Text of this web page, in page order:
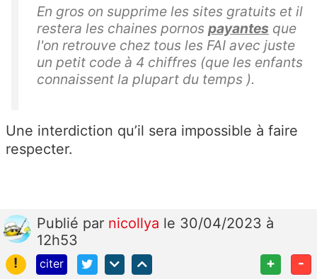
En gros on supprime les sites gratuits et il
restera les chaines pornos payantes que
l'on retrouve chez tous les FAI avec juste
un petit code à 4 chiffres (que les enfants
connaissent la plupart du temps ).
Une interdiction qu’il sera impossible à faire
respecter.
Publié par nicollya le 30/04/2023 à
12h53
!
citer + -